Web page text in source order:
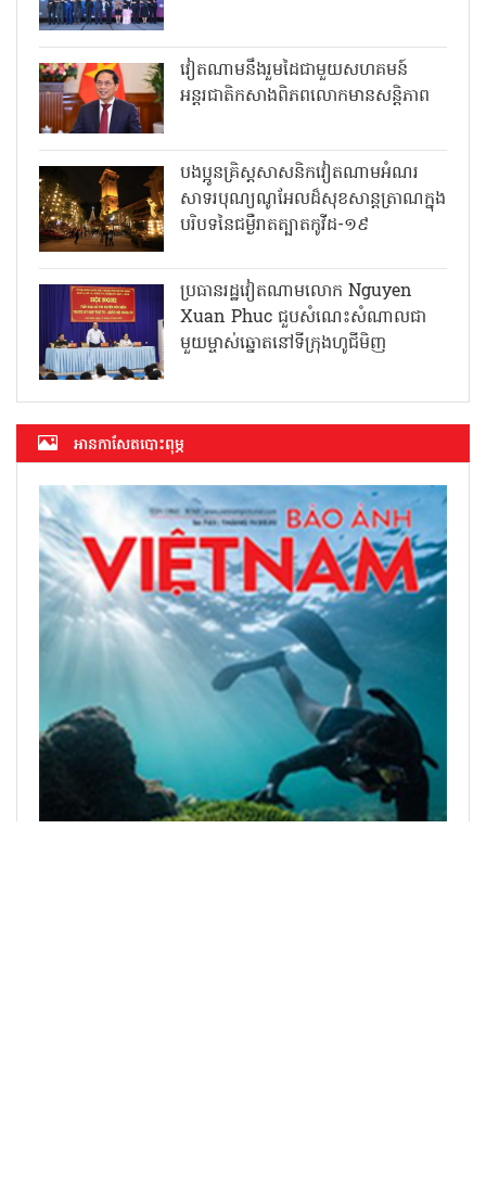
វៀតណាមនឹងរួមដៃជាមួយសហគមន៍
អន្តរជាតិកសាងពិភពលោកមានសន្តិភាព
បងប្អូនគ្រិស្តសាសនិកវៀតណាមអំណរ
សាទរបុណ្យណូអែលដ៏សុខសាន្តត្រាណក្នុង
បរិបទនៃជម្ងឺរាតត្បាតកូវីដ-១៩
ប្រធានរដ្ឋវៀតណាមលោក Nguyen
Xuan Phuc ជួបសំណេះសំណាលជា
មួយម្ចាស់ឆ្នោតនៅទីក្រុងហូជីមិញ
អាន​កាសែត​បោះពុម្ភ